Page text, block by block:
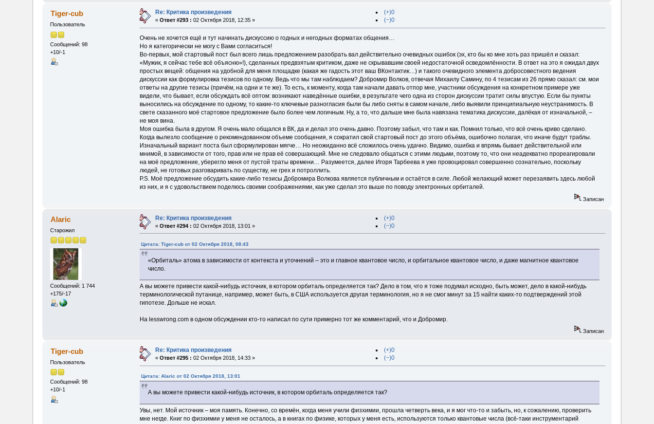
Tiger-cub
Пользователь
Сообщений: 98
+10/-1
Re: Критика произведения
«Ответ #293 : 02 Октября 2018, 12:35 »
(+)0
(−)0
Очень не хочется ещё и тут начинать дискуссию о годных и негодных форматах общения…
Но я категорически не могу с Вами согласиться!
Во-первых, мой стартовый пост был всего лишь предложением разобрать вал действительно очевидных ошибок (эх, кто бы ко мне хоть раз пришёл и сказал:
«Мужик, я сейчас тебе всё объясню»!), сделанных предвзятым критиком, даже не скрывавшим своей недостаточной осведомлённости. В ответ на это я ожидал двух
простых вещей: общения на удобной для меня площадке (какая же гадость этот ваш ВКонтактик…) и такого очевидного элемента добросовестного ведения
дискуссии как формулировка тезисов по одному. Ведь что мы там наблюдаем? Добромир Волков, отвечая Михаилу Самину, по 4 тезисам из 26 прямо сказал: см. мои
ответы на другие тезисы (причём, на одни и те же). То есть, к моменту, когда там начали давать отпор мне, участники обсуждения на конкретном примере уже
видели, что бывает, если обсуждать всё оптом: возникают наведённые ошибки, в результате чего одна из сторон дискуссии тратит силы впустую. Если бы пункты
выносились на обсуждение по одному, то какие-то ключевые разногласия были бы либо сняты в самом начале, либо выявили принципиальную неустранимость. В
свете сказанного моё стартовое предложение было более чем логичным. Ну, а то, что дальше мне была навязана тематика дискуссии, далёкая от изначальной, –
не моя вина.
Моя ошибка была в другом. Я очень мало общался в ВК, да и делал это очень давно. Поэтому забыл, что там и как. Помнил только, что всё очень криво сделано.
Когда вылезло сообщение о рекомендованном объеме сообщения, я сократил свой стартовый пост до этого объёма, ошибочно полагая, что иначе будут траблы.
Изначальный вариант поста был сформулирован мягче… Но неожиданно всё сложилось очень удачно. Видимо, ошибка и впрямь бывает действительной или
мнимой, в зависимости от того, прав или не прав её совершающий. Мне не следовало общаться с этими людьми, поэтому то, что они неадекватно прореагировали
на моё предложение, уберегло меня от пустой траты времени… Разумеется, далее Игоря Тарбеева я уже провоцировал совершенно сознательно, поскольку
людей, не готовых разговаривать по существу, не грех и потроллить.
P.S. Моё предложение обсудить какие-либо тезисы Добромира Волкова является публичным и остаётся в силе. Любой желающий может перезаявить здесь любой
из них, и я с удовольствием поделюсь своими соображениями, как уже сделал это выше по поводу электронных орбиталей.
Записан
Alaric
Старожил
Сообщений: 1 744
+175/-17
Re: Критика произведения
«Ответ #294 : 02 Октября 2018, 13:01 »
(+)0
(−)0
Цитата: Tiger-cub от 02 Октября 2018, 08:43
«Орбиталь» атома в зависимости от контекста и уточнений – это и главное квантовое число, и орбитальное квантовое число, и даже магнитное квантовое
число.
А вы можете привести какой-нибудь источник, в котором орбиталь определяется так? Дело в том, что я тоже подумал исходно, быть может, дело в какой-нибудь
терминологической путанице, например, может быть, в США используется другая терминология, но я не смог минут за 15 найти каких-то подтверждений этой
гипотезе. Дольше не искал.
На lesswrong.com в одном обсуждении кто-то написал по сути примерно тот же комментарий, что и Добромир.
Записан
Tiger-cub
Пользователь
Сообщений: 98
+10/-1
Re: Критика произведения
«Ответ #295 : 02 Октября 2018, 14:33 »
(+)0
(−)0
Цитата: Alaric от 02 Октября 2018, 13:01
А вы можете привести какой-нибудь источник, в котором орбиталь определяется так?
Увы, нет. Мой источник – моя память. Конечно, со времён, когда меня учили физхимии, прошла четверть века, и я мог что-то и забыть, но, к сожалению, проверить
мне негде. Книг по физхимии у меня не осталось, а в книгах по физике, которых у меня есть, используются только квантовые числа (всё-таки инструментарий